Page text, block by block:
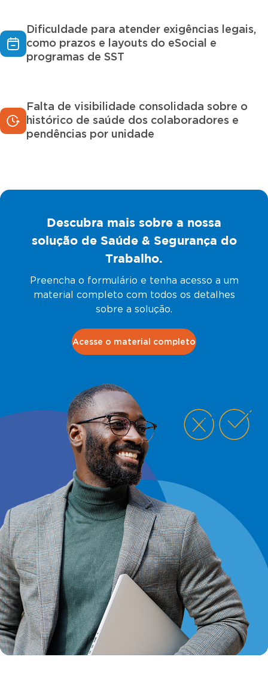
Dificuldade para atender exigências legais,
como prazos e layouts do eSocial e
programas de SST
Falta de visibilidade consolidada sobre o
histórico de saúde dos colaboradores e
pendências por unidade
Descubra mais sobre a nossa
solução de Saúde & Segurança do
Trabalho.
Preencha o formulário e tenha acesso a um
material completo com todos os detalhes
sobre a solução.
Acesse o material completo